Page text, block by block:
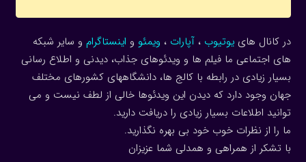
در کانال هاییوتیوب ، آپارات ، ویمئو و اینستاگرام و سایر شبکه
های اجتماعی ما فیلم ها و ویدئوهای جذاب، دیدنی و اطلاع رسانی
بسیار زیادی در رابطه با کالج ها، دانشگاههای کشورهای مختلف
جهان وجود دارد که دیدن این ویدئوها خالی از لطف نیست و می
توانید اطلاعات بسیار زیادی را دریافت دارید.
ما را از نظرات خوب خود بی بهره نگذارید.
با تشکر از همراهی و همدلی شما عزیزان